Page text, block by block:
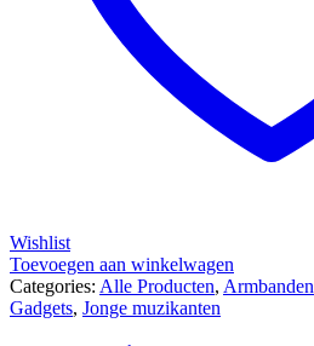
Wishlist
Toevoegen aan winkelwagen
Categories: Alle Producten, Armbanden
Gadgets, Jonge muzikanten